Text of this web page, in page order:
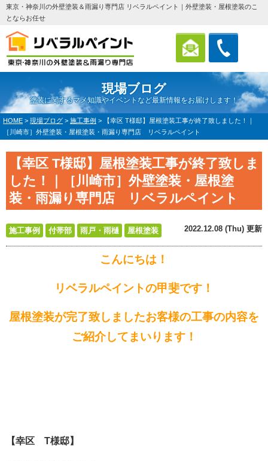
東京・神奈川の外壁塗装＆雨漏り専門店 リベラルペイント｜外壁塗装・屋根塗装のこ
とならお任せ
現場ブログ
塗装に関するマメ知識やイベントなど最新情報をお届けします！
HOME > 現場ブログ > 施工事例 >
【幸区 T様邸】屋根塗装工事が終了致しました！｜
［川崎市］外壁塗装・屋根塗装・雨漏り専門店 リベラルペイント
【幸区 T様邸】屋根塗装工事が終了致しま
した！｜［川崎市］外壁塗装・屋根塗
装・雨漏り専門店 リベラルペイント
施工事例 付帯部 雨戸・雨樋 屋根塗装 2022.12.08 (Thu) 更新
こんにちは！
リベラルペイントの甲斐です！
屋根塗装が完了致しましたお客様の工事の内容を
ご紹介してまいります！
【幸区 T様邸】